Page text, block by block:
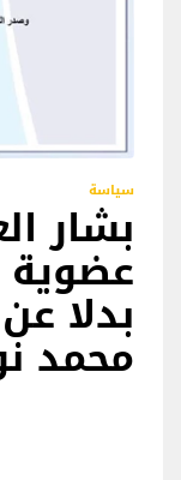
سياسة
بشار
بدلا
محمد